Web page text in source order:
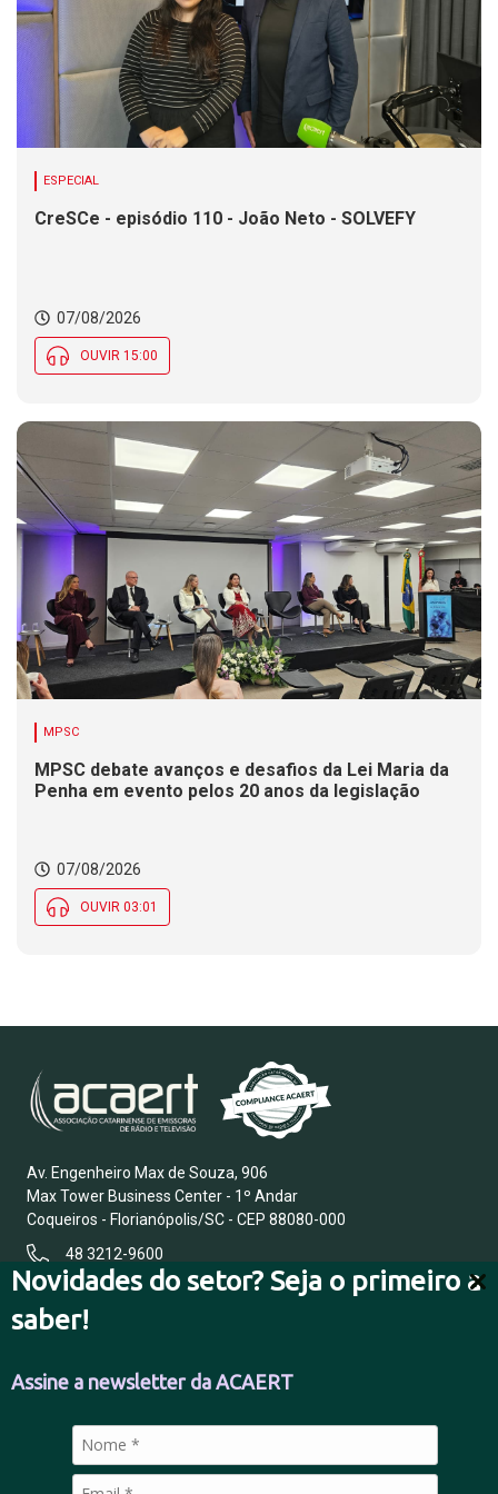
Novidades do setor? Seja o primeiro a
saber!
Assine a newsletter da ACAERT
ESPECIAL
CreSCe - episódio 110 - João Neto - SOLVEFY
07/08/2026
OUVIR 15:00
MPSC
MPSC debate avanços e desafios da Lei Maria da
Penha em evento pelos 20 anos da legislação
07/08/2026
OUVIR 03:01
Av. Engenheiro Max de Souza, 906
Max Tower Business Center - 1º Andar
Coqueiros - Florianópolis/SC - CEP 88080-000
48 3212-9600
FALE CONOSCO
POLÍTICA DE PRIVACIDADE